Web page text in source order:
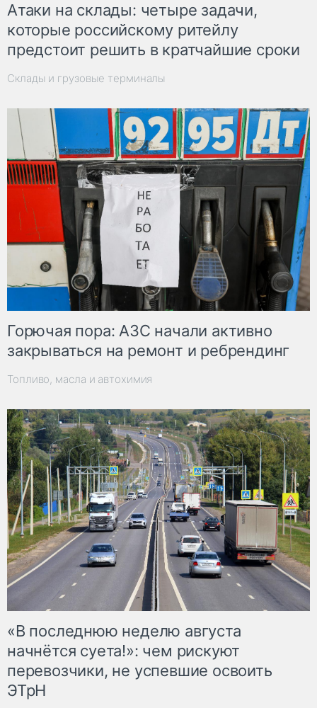
Атаки на склады: четыре задачи,
которые российскому ритейлу
предстоит решить в кратчайшие сроки
Склады и грузовые терминалы
Горючая пора: АЗС начали активно
закрываться на ремонт и ребрендинг
Топливо, масла и автохимия
«В последнюю неделю августа
начнётся суета!»: чем рискуют
перевозчики, не успевшие освоить
ЭТрН